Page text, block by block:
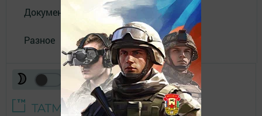
Документы филиала
Разное